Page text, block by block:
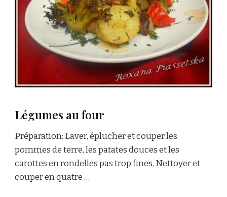
Légumes au four
Préparation: Laver, éplucher et couper les
pommes de terre, les patates douces et les
carottes en rondelles pas trop fines. Nettoyer et
couper en quatre …